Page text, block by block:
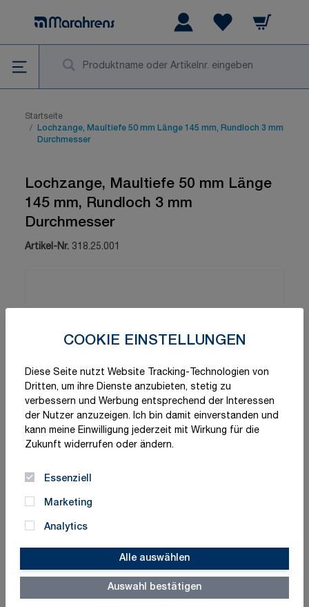
COOKIE EINSTELLUNGEN
Diese Seite nutzt Website Tracking-Technologien von
Dritten, um ihre Dienste anzubieten, stetig zu
verbessern und Werbung entsprechend der Interessen
der Nutzer anzuzeigen. Ich bin damit einverstanden und
kann meine Einwilligung jederzeit mit Wirkung für die
Zukunft widerrufen oder ändern.
Essenziell
Marketing
Analytics
Alle auswählen
Auswahl bestätigen
Warenkorb
Startseite
/
Lochzange, Maultiefe 50 mm Länge 145 mm, Rundloch 3 mm
Durchmesser
Lochzange, Maultiefe 50 mm Länge
145 mm, Rundloch 3 mm
Durchmesser
Artikel-Nr. 318.25.001